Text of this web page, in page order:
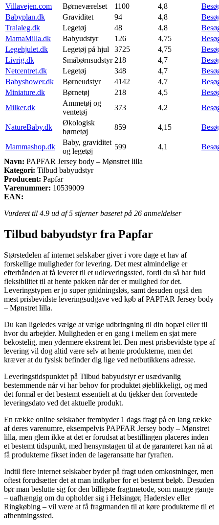
Villavejen.com
Børneværelset 1100 4,8
Babyplan.dk
Graviditet 94 4,8
Tralaleg.dk
Legetøj 48 4,8
MamaMilla.dk
Babyudstyr 126 4,75
Legehjulet.dk
Legetøj på hjul 3725 4,75
Livrig.dk
Småbørnsudstyr 218 4,7
Netcentret.dk
Legetøj 348 4,7
Babyshower.dk
Børneudstyr 4142 4,7
Miniature.dk
Børnetøj 218 4,5
Milker.dk
Ammetøj og
ventetøj
373 4,2
NatureBaby.dk
Økologisk
børnetøj
859 4,15
Mammashop.dk
Baby, graviditet
og legetøj
599 4,1
Navn: PAPFAR Jersey body – Mønstret lilla
Kategori: Tilbud babyudstyr
Producent: Papfar
Varenummer: 10539009
EAN:
Vurderet til 4.9 ud af 5 stjerner baseret på 26 anmeldelser
Tilbud babyudstyr fra Papfar
Størstedelen af internet selskaber giver i vore dage et hav af
forskellige muligheder for levering. Det mest almindelige er
efterhånden at få leveret til et udleveringssted, fordi du så har fuld
fleksibilitet til at hente pakken når der er mulighed for det.
Leveringstypen er jo super gnidningsløs, samt desuden også den
mest prisbevidste leveringsudgave ved køb af PAPFAR Jersey body
– Mønstret lilla.
Du kan ligeledes vælge at vælge udbringning til din bopæl eller til
hvor du arbejder. Muligheden er en gang i mellem en sjat mere
bekostelig, men ydermere ekstremt let. Den mest prisbevidste type af
levering vil dog altid være selv at hente produkterne, men det
kræver at du fysisk befinder dig lige ved netbutikkens adresse.
Leveringstidspunktet på Tilbud babyudstyr er usædvanlig
bestemmende når vi har behov for produktet øjeblikkeligt, og med
det formål er det bestemt essentielt at du tjekker den forventede
leveringsdato ved det aktuelle produkt.
En række online selskaber frembyder 1 dags fragt på en lang række
af deres varenumre, eksempelvis PAPFAR Jersey body – Mønstret
lilla, men glem ikke at det er forudsat at bestillingen placeres inden
et bestemt tidspunkt, med hensynstagen til at de garanteret kan nå at
få produkterne fikset inden de lageransatte har fyraften.
Indtil flere internet selskaber byder på fragt uden omkostninger, men
oftest forudsætter det at man indkøber for et bestemt beløb. Desuden
bør man beslutte sig for den billigste fragtmetode, som mange gange
– uafhængig om du opholder sig i Helsingør, Haderslev eller
Ringkøbing – vil være at få fragtmanden til at køre produkterne til et
afhentningssted.